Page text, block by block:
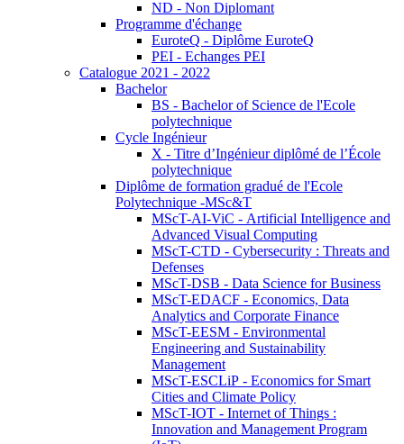
ND - Non Diplomant
Programme d'échange
EuroteQ - Diplôme EuroteQ
PEI - Echanges PEI
Catalogue 2021 - 2022
Bachelor
BS - Bachelor of Science de l'Ecole
polytechnique
Cycle Ingénieur
X - Titre d’Ingénieur diplômé de l’École
polytechnique
Diplôme de formation gradué de l'Ecole
Polytechnique -MSc&T
MScT-AI-ViC - Artificial Intelligence and
Advanced Visual Computing
MScT-CTD - Cybersecurity : Threats and
Defenses
MScT-DSB - Data Science for Business
MScT-EDACF - Economics, Data
Analytics and Corporate Finance
MScT-EESM - Environmental
Engineering and Sustainability
Management
MScT-ESCLiP - Economics for Smart
Cities and Climate Policy
MScT-IOT - Internet of Things :
Innovation and Management Program